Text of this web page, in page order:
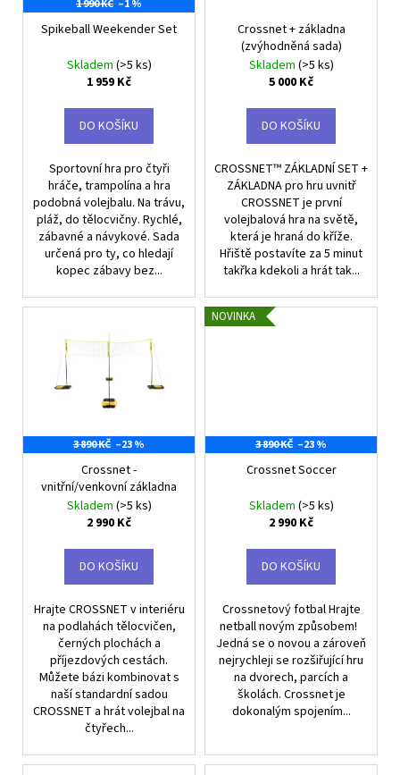
r
1 990 KČ –1 %
Spikeball Weekender Set
Skladem (>5 ks)
1 959 Kč
DO KOŠÍKU
Sportovní hra pro čtyři
hráče, trampolína a hra
podobná volejbalu. Na trávu,
pláž, do tělocvičny. Rychlé,
zábavné a návykové. Sada
určená pro ty, co hledají
kopec zábavy bez...
Crossnet + základna
(zvýhodněná sada)
Skladem (>5 ks)
5 000 Kč
DO KOŠÍKU
CROSSNET™ ZÁKLADNÍ SET +
ZÁKLADNA pro hru uvnitř
CROSSNET je první
volejbalová hra na světě,
která je hraná do kříže.
Hřiště postavíte za 5 minut
takřka kdekoli a hrát tak...
3 890 KČ –23 %
Crossnet -
vnitřní/venkovní základna
Skladem (>5 ks)
2 990 Kč
DO KOŠÍKU
Hrajte CROSSNET v interiéru
na podlahách tělocvičen,
černých plochách a
příjezdových cestách.
Můžete bázi kombinovat s
naší standardní sadou
CROSSNET a hrát volejbal na
čtyřech...
NOVINKA
3 890 KČ –23 %
Crossnet Soccer
Skladem (>5 ks)
2 990 Kč
DO KOŠÍKU
Crossnetový fotbal Hrajte
netball novým způsobem!
Jedná se o novou a zároveň
nejrychleji se rozšiřující hru
na dvorech, parcích a
školách. Crossnet je
dokonalým spojením...
MIZUNO
VOLLEY
SOCKS
MEDIUM
ČERNÉ